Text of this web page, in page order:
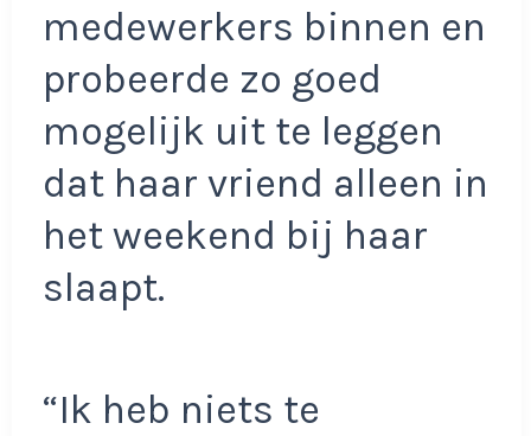
medewerkers binnen en
probeerde zo goed
mogelijk uit te leggen
dat haar vriend alleen in
het weekend bij haar
slaapt.
“Ik heb niets te